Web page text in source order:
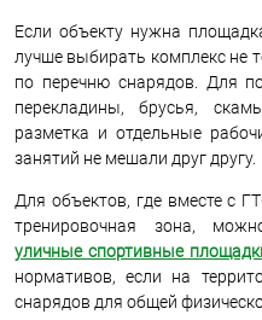
Если объекту нужна
лучше выбирать комплекс не
по перечню снарядов. Для
перекладины, брусья,
разметка и отдельные
занятий не мешали друг другу.
Для объектов, где вместе с
тренировочная зона,
уличные спортивные
нормативов, если на
снарядов для общей